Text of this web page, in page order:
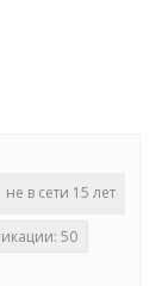
не в сети 15 лет
50